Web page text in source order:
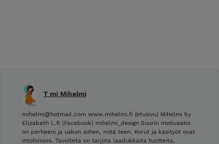
T mi Mihelmi
mihelmi@hotmail.com www.mihelmi.fi (etusivu) Mihelmi by
Elizabeth L.R (Facebook) mihelmi_design Suurin motivaatio
on perheeni ja uskon siihen, mitä teen. Korut ja käsityöt ovat
intohimoni. Tavoiteta on tarjota laadukkaita tuotteita,